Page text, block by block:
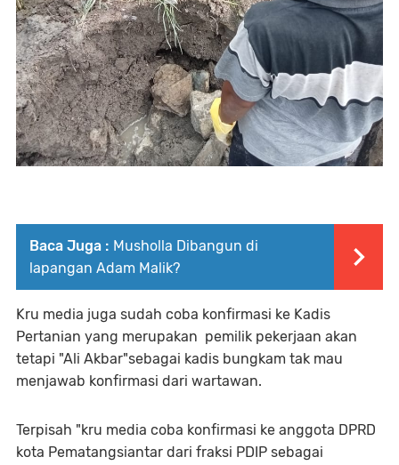
Baca Juga : Musholla Dibangun di
lapangan Adam Malik?
Kru media juga sudah coba konfirmasi ke Kadis
Pertanian yang merupakan pemilik pekerjaan akan
tetapi "Ali Akbar"sebagai kadis bungkam tak mau
menjawab konfirmasi dari wartawan.
Terpisah "kru media coba konfirmasi ke anggota DPRD
kota Pematangsiantar dari fraksi PDIP sebagai